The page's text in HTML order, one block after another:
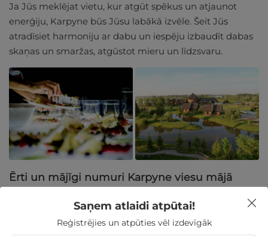
Ja Jūs meklējat vietu, kur atgūt spēkus un atjaunot
enerģiju, Karpyne būs Jūsu labākā izvēle. Šeit Jūs
atradīsiet harmoniju ar dabu un iespēju izbaudīt dabas
skaņas un smaržas, atgūstot mieru un līdzsvaru.
Ērti un mājīgi numuri Karpyne viesu mājā
Viesu māja Karpyne piedāvā dažādus ērtus un mājīgus
naktsmītņu variantus, kas pielāgoti dažādu ceļotāju
Saņem atlaidi atpūtai!
Reģistrējies un atpūties vēl izdevīgāk